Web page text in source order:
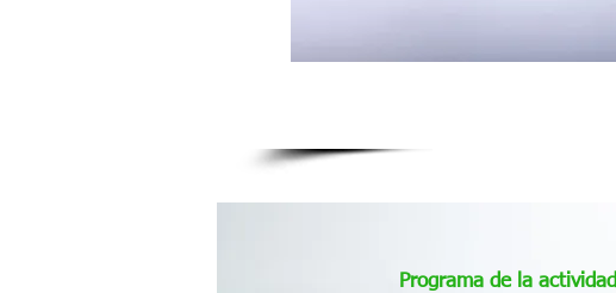
Programa de la actividad